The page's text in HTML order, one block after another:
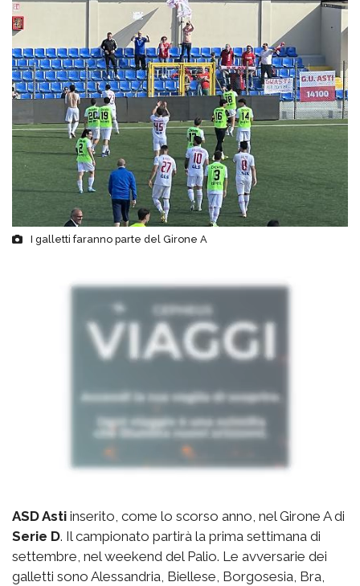
I galletti faranno parte del Girone A
ASD Asti inserito, come lo scorso anno, nel Girone A di
Serie D. Il campionato partirà la prima settimana di
settembre, nel weekend del Palio. Le avversarie dei
galletti sono Alessandria, Biellese, Borgosesia, Bra,